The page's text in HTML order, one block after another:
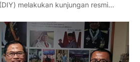
melakukan kunjungan resmi…